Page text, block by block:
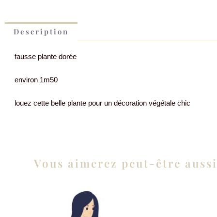
Description
fausse plante dorée
environ 1m50
louez cette belle plante pour un décoration végétale chic
Vous aimerez peut-être